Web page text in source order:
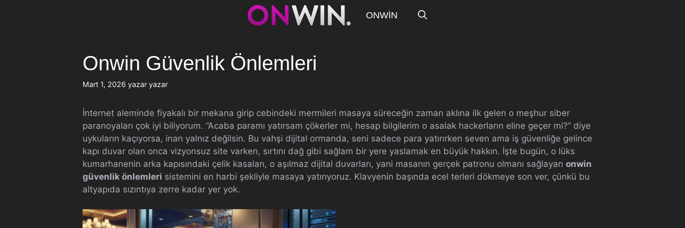
ONWIN
Onwin Güvenlik Önlemleri
Mart 1, 2026 yazar yazar
İnternet aleminde fiyakalı bir mekana girip cebindeki mermileri masaya süreceğin zaman aklına ilk gelen o meşhur siber
paranoyaları çok iyi biliyorum. “Acaba paramı yatırsam çökerler mi, hesap bilgilerim o asalak hackerların eline geçer mi?” diye
uykuların kaçıyorsa, inan yalnız değilsin. Bu vahşi dijital ormanda, seni sadece para yatırırken seven ama iş güvenliğe gelince
kapı duvar olan onca vizyonsuz site varken, sırtını dağ gibi sağlam bir yere yaslamak en büyük hakkın. İşte bugün, o lüks
kumarhanenin arka kapısındaki çelik kasaları, o aşılmaz dijital duvarları, yani masanın gerçek patronu olmanı sağlayan onwin
güvenlik önlemleri sistemini en harbi şekliyle masaya yatırıyoruz. Klavyenin başında ecel terleri dökmeye son ver, çünkü bu
altyapıda sızıntıya zerre kadar yer yok.